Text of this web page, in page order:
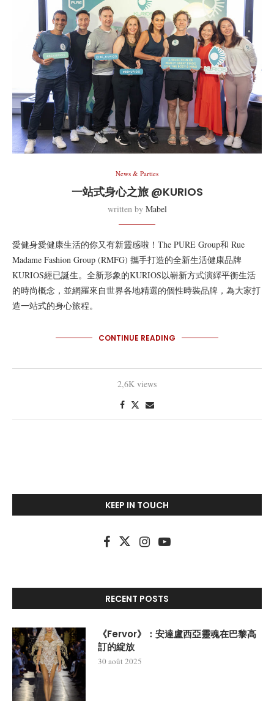
News & Parties
一站式身心之旅 @KURIOS
written by Mabel
愛健身愛健康生活的你又有新靈感啦！The PURE Group和 Rue
Madame Fashion Group (RMFG) 攜手打造的全新生活健康品牌
KURIOS經已誕生。全新形象的KURIOS以嶄新方式演繹平衡生活
的時尚概念，並網羅來自世界各地精選的個性時裝品牌，為大家打
造一站式的身心旅程。
CONTINUE READING
2,6K views
KEEP IN TOUCH
RECENT POSTS
《Fervor》：安達盧西亞靈魂在巴黎高
訂的綻放
30 août 2025